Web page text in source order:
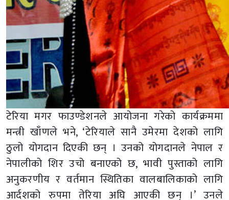
टेरिया मगर फाउण्डेशनले आयोजना गरेको कार्यक्रममा
मन्त्री खाँणले भने, ‘टेरियाले सानै उमेरमा देशको लागि
ठुलो योगदान दिएकी छन् । उनको योगदानले नेपाल र
नेपालीको शिर उचो बनाएको छ, भावी पुस्ताको लागि
अनुकरणीय र वर्तमान स्थितिका वालबालिकाको लागि
आर्दशको रुपमा तेरिया अघि आएकी छन् ।’ उनले